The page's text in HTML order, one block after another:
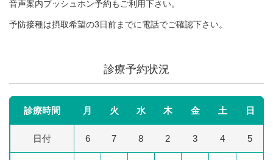
音声案内プッシュホン予約もご利用下さい。
予防接種は摂取希望の3日前までに電話でご確認下さい。
診療予約状況
診療時間 月 火 水 木 金 土 日
日付 6 7 8 2 3 4 5